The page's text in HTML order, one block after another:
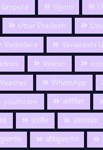
Ujjain
Uttar Pradesh
Vadodara
Vanarashi
Videsh
WhatsApp
youthcare अमेरिका
उज्जैन उत्तराखंड
औबेदुल्लागंज